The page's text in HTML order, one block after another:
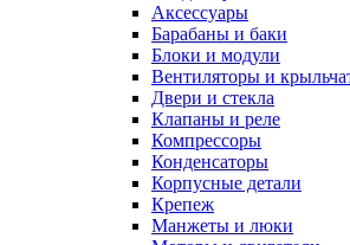
Аксессуары
Барабаны и баки
Блоки и модули
Вентиляторы и
Двери и стекла
Клапаны и реле
Компрессоры
Конденсаторы
Корпусные детали
Крепеж
Манжеты и люки